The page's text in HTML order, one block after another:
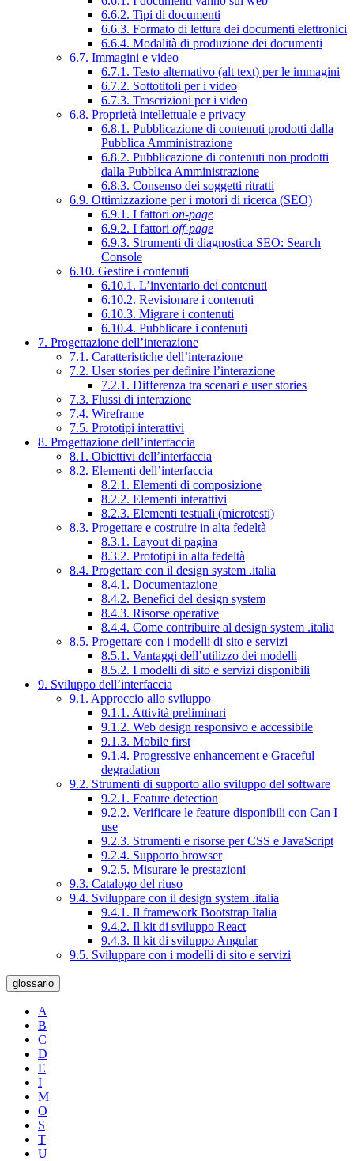
6.6.2. Tipi di documenti
6.6.3. Formato di lettura dei documenti elettronici
6.6.4. Modalità di produzione dei documenti
6.7. Immagini e video
6.7.1. Testo alternativo (alt text) per le immagini
6.7.2. Sottotitoli per i video
6.7.3. Trascrizioni per i video
6.8. Proprietà intellettuale e privacy
6.8.1. Pubblicazione di contenuti prodotti dalla
Pubblica Amministrazione
6.8.2. Pubblicazione di contenuti non prodotti
dalla Pubblica Amministrazione
6.8.3. Consenso dei soggetti ritratti
6.9. Ottimizzazione per i motori di ricerca (SEO)
6.9.1. I fattori on-page
6.9.2. I fattori off-page
6.9.3. Strumenti di diagnostica SEO: Search
Console
6.10. Gestire i contenuti
6.10.1. L’inventario dei contenuti
6.10.2. Revisionare i contenuti
6.10.3. Migrare i contenuti
6.10.4. Pubblicare i contenuti
7. Progettazione dell’interazione
7.1. Caratteristiche dell’interazione
7.2. User stories per definire l’interazione
7.2.1. Differenza tra scenari e user stories
7.3. Flussi di interazione
7.4. Wireframe
7.5. Prototipi interattivi
8. Progettazione dell’interfaccia
8.1. Obiettivi dell’interfaccia
8.2. Elementi dell’interfaccia
8.2.1. Elementi di composizione
8.2.2. Elementi interattivi
8.2.3. Elementi testuali (microtesti)
8.3. Progettare e costruire in alta fedeltà
8.3.1. Layout di pagina
8.3.2. Prototipi in alta fedeltà
8.4. Progettare con il design system .italia
8.4.1. Documentazione
8.4.2. Benefici del design system
8.4.3. Risorse operative
8.4.4. Come contribuire al design system .italia
8.5. Progettare con i modelli di sito e servizi
8.5.1. Vantaggi dell’utilizzo dei modelli
8.5.2. I modelli di sito e servizi disponibili
9. Sviluppo dell’interfaccia
9.1. Approccio allo sviluppo
9.1.1. Attività preliminari
9.1.2. Web design responsivo e accessibile
9.1.3. Mobile first
9.1.4. Progressive enhancement e Graceful
degradation
9.2. Strumenti di supporto allo sviluppo del software
9.2.1. Feature detection
9.2.2. Verificare le feature disponibili con Can I
use
9.2.3. Strumenti e risorse per CSS e JavaScript
9.2.4. Supporto browser
9.2.5. Misurare le prestazioni
9.3. Catalogo del riuso
9.4. Sviluppare con il design system .italia
9.4.1. Il framework Bootstrap Italia
9.4.2. Il kit di sviluppo React
9.4.3. Il kit di sviluppo Angular
9.5. Sviluppare con i modelli di sito e servizi
glossario
A
B
C
D
E
I
M
O
S
T
U